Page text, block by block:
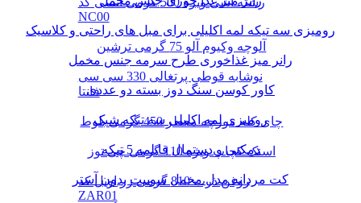
NC00
آلوچه وکیوم آلو 75 گرمی ترشین
نوشابه قوطی پرتغالی 330 سی سی
فانتا
چای کله مورچه معطر 450 گرمی بلوط
اسنک کچاپ ویژه 110 گرمی چی توز
روغن ذرت 810 گرمی زر اویل کد
ZAR01
رومیزی سه تیکه لمه اکلیلی برای مبل های راحتی و کلاسیک
رانر میز غذاخوری طرح سرمه جنس مخمل
کاور کوسن سنگ دوز بسته دو عددی
رومیزی لمه اکلیلی سه تیکه شیک
دمکنی و دستمال قابلمه 5 تیکه
کت مردانه مدل مخمل سوییت بدون آستر